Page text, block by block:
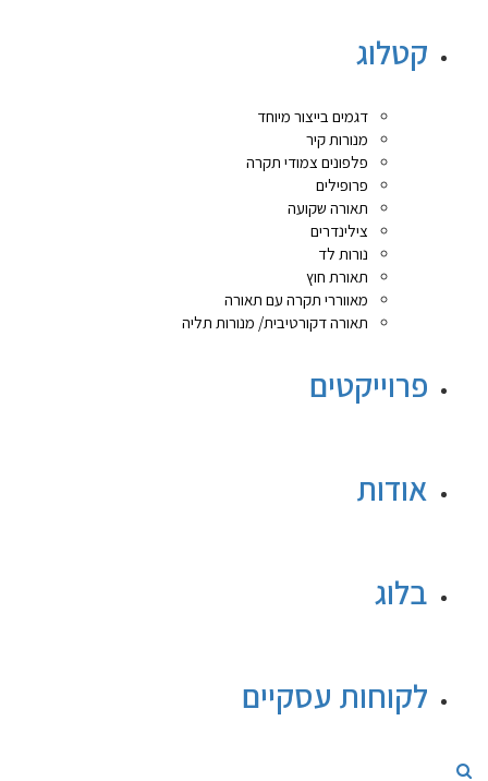
קטלוג
דגמים בייצור מיוחד
מנורות קיר
פלפונים צמודי תקרה
פרופילים
תאורה שקועה
צילינדרים
נורות לד
תאורת חוץ
מאווררי תקרה עם תאורה
תאורה דקורטיבית/ מנורות תליה
פרוייקטים
אודות
בלוג
לקוחות עסקיים